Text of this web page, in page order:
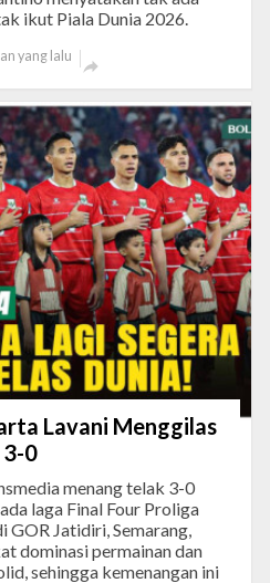
ikut Piala Dunia 2026.
yang lalu

Lavani Menggilas
3-0
menang telak 3-0
laga Final Four Proliga
GOR Jatidiri, Semarang,
dominasi permainan dan
sehingga kemenangan ini